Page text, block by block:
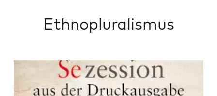
Ethnopluralismus